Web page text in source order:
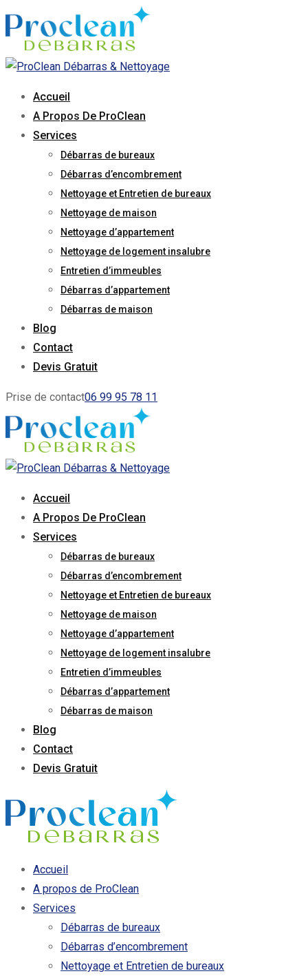
Skip
to
content
Accueil
A Propos De ProClean
Services
Débarras de bureaux
Débarras d’encombrement
Nettoyage et Entretien de bureaux
Nettoyage de maison
Nettoyage d’appartement
Nettoyage de logement insalubre
Entretien d’immeubles
Débarras d’appartement
Débarras de maison
Blog
Contact
Devis Gratuit
Prise de contact06 99 95 78 11
Accueil
A Propos De ProClean
Services
Débarras de bureaux
Débarras d’encombrement
Nettoyage et Entretien de bureaux
Nettoyage de maison
Nettoyage d’appartement
Nettoyage de logement insalubre
Entretien d’immeubles
Débarras d’appartement
Débarras de maison
Blog
Contact
Devis Gratuit
Accueil
A propos de ProClean
Services
Débarras de bureaux
Débarras d’encombrement
Nettoyage et Entretien de bureaux